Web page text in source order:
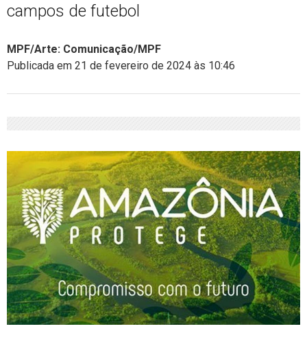
campos de futebol
MPF/Arte: Comunicação/MPF
Publicada em 21 de fevereiro de 2024 às 10:46